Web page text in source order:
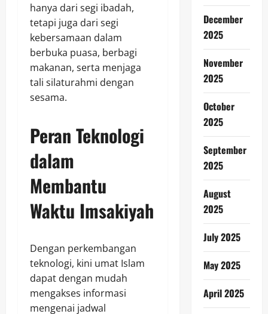
hanya dari segi ibadah,
tetapi juga dari segi
kebersamaan dalam
berbuka puasa, berbagi
makanan, serta menjaga
tali silaturahmi dengan
sesama.
Peran Teknologi
dalam
Membantu
Waktu Imsakiyah
Dengan perkembangan
teknologi, kini umat Islam
dapat dengan mudah
mengakses informasi
mengenai jadwal
December
2025
November
2025
October
2025
September
2025
August
2025
July 2025
May 2025
April 2025